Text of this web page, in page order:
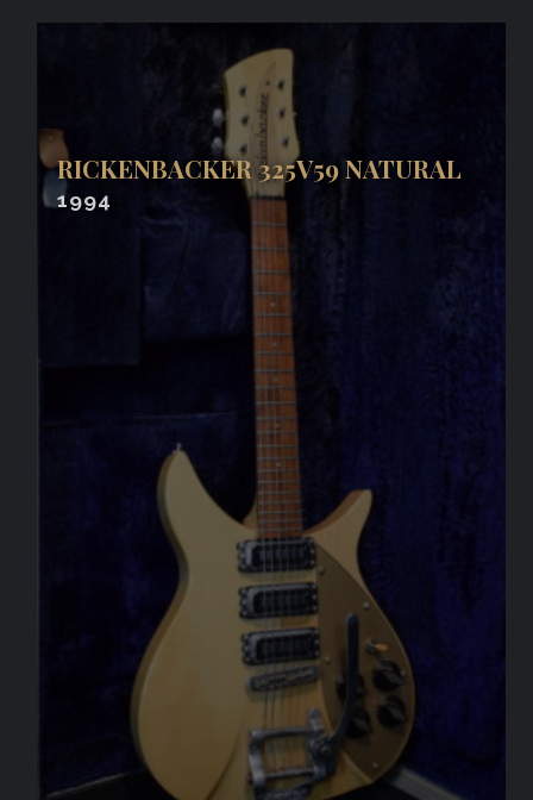
RICKENBACKER 325V59 NATURAL
1994